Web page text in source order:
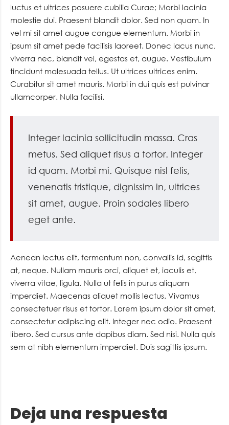
luctus et ultrices posuere cubilia Curae; Morbi lacinia
molestie dui. Praesent blandit dolor. Sed non quam. In
vel mi sit amet augue congue elementum. Morbi in
ipsum sit amet pede facilisis laoreet. Donec lacus nunc,
viverra nec, blandit vel, egestas et, augue. Vestibulum
tincidunt malesuada tellus. Ut ultrices ultrices enim.
Curabitur sit amet mauris. Morbi in dui quis est pulvinar
ullamcorper. Nulla facilisi.
Integer lacinia sollicitudin massa. Cras
metus. Sed aliquet risus a tortor. Integer
id quam. Morbi mi. Quisque nisl felis,
venenatis tristique, dignissim in, ultrices
sit amet, augue. Proin sodales libero
eget ante.
Aenean lectus elit, fermentum non, convallis id, sagittis
at, neque. Nullam mauris orci, aliquet et, iaculis et,
viverra vitae, ligula. Nulla ut felis in purus aliquam
imperdiet. Maecenas aliquet mollis lectus. Vivamus
consectetuer risus et tortor. Lorem ipsum dolor sit amet,
consectetur adipiscing elit. Integer nec odio. Praesent
libero. Sed cursus ante dapibus diam. Sed nisi. Nulla quis
sem at nibh elementum imperdiet. Duis sagittis ipsum.
Deja una respuesta